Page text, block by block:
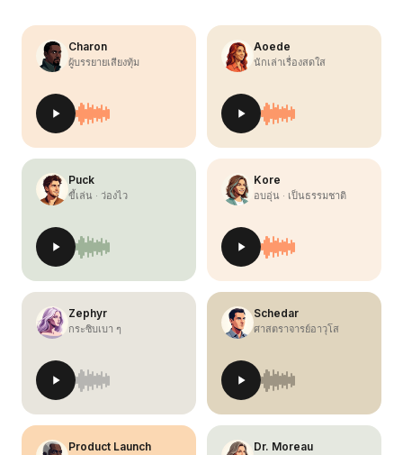
Charon
ผู้บรรยายเสียงทุ้ม
Aoede
นักเล่าเรื่องสดใส
Puck
ขี้เล่น · ว่องไว
Kore
อบอุ่น · เป็นธรรมชาติ
Zephyr
กระซิบเบา ๆ
Schedar
ศาสตราจารย์อาวุโส
Product Launch Dr. Moreau